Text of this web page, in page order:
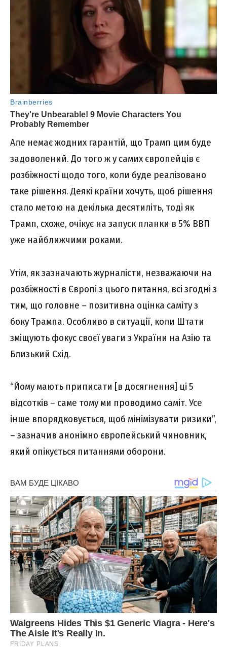
Але немає жодних гарантій, що Трамп цим буде
задоволений. До того ж у самих європейців є
розбіжності щодо того, коли буде реалізовано
таке рішення. Деякі країни хочуть, щоб рішення
стало метою на декілька десятиліть, тоді як
Трамп, схоже, очікує на запуск планки в 5% ВВП
уже найближчими роками.
Утім, як зазначають журналісти, незважаючи на
розбіжності в Європі з цього питання, всі згодні з
тим, що головне – позитивна оцінка саміту з
боку Трампа. Особливо в ситуації, коли Штати
зміщують фокус своєї уваги з України на Азію та
Близький Схід.
“Йому мають приписати [в досягнення] ці 5
відсотків – саме тому ми проводимо саміт. Усе
інше впорядковується, щоб мінімізувати ризики”,
– зазначив анонімно європейський чиновник,
який опікується питаннями оборони.